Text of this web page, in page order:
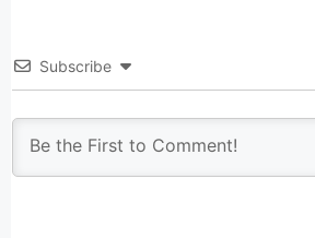
Subscribe